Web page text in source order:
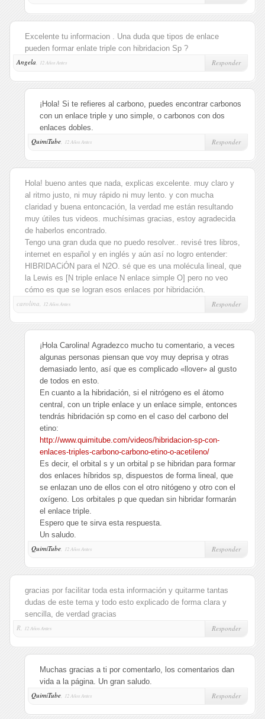
Excelente tu informacion . Una duda que tipos de enlace
pueden formar enlate triple con hibridacion Sp ?
Angela
12 Años Antes Responder
¡Hola! Si te refieres al carbono, puedes encontrar carbonos
con un enlace triple y uno simple, o carbonos con dos
enlaces dobles.
QuimiTube
12 Años Antes Responder
Hola! bueno antes que nada, explicas excelente. muy claro y
al ritmo justo, ni muy rápido ni muy lento. y con mucha
claridad y buena entoncación, la verdad me están resultando
muy útiles tus videos. muchísimas gracias, estoy agradecida
de haberlos encontrado.
Tengo una gran duda que no puedo resolver.. revisé tres libros,
internet en español y en inglés y aún así no logro entender:
HIBRIDACiÓN para el N2O. sé que es una molécula lineal, que
la Lewis es [N triple enlace N enlace simple O] pero no veo
cómo es que se logran esos enlaces por hibridación.
carolina,
12 Años Antes Responder
¡Hola Carolina! Agradezco mucho tu comentario, a veces
algunas personas piensan que voy muy deprisa y otras
demasiado lento, así que es complicado «llover» al gusto
de todos en esto.
En cuanto a la hibridación, si el nitrógeno es el átomo
central, con un triple enlace y un enlace simple, entonces
tendrás hibridación sp como en el caso del carbono del
etino:
http://www.quimitube.com/videos/hibridacion-sp-con-
enlaces-triples-carbono-carbono-etino-o-acetileno/
Es decir, el orbital s y un orbital p se hibridan para formar
dos enlaces híbridos sp, dispuestos de forma lineal, que
se enlazan uno de ellos con el otro nitógeno y otro con el
oxígeno. Los orbitales p que quedan sin hibridar formarán
el enlace triple.
Espero que te sirva esta respuesta.
Un saludo.
QuimiTube
12 Años Antes Responder
gracias por facilitar toda esta información y quitarme tantas
dudas de este tema y todo esto explicado de forma clara y
sencilla, de verdad gracias
R,
12 Años Antes Responder
Muchas gracias a ti por comentarlo, los comentarios dan
vida a la página. Un gran saludo.
QuimiTube
12 Años Antes Responder